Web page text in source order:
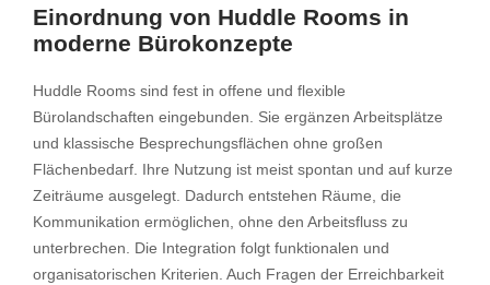
Einordnung von Huddle Rooms in
moderne Bürokonzepte
Huddle Rooms sind fest in offene und flexible
Bürolandschaften eingebunden. Sie ergänzen Arbeitsplätze
und klassische Besprechungsflächen ohne großen
Flächenbedarf. Ihre Nutzung ist meist spontan und auf kurze
Zeiträume ausgelegt. Dadurch entstehen Räume, die
Kommunikation ermöglichen, ohne den Arbeitsfluss zu
unterbrechen. Die Integration folgt funktionalen und
organisatorischen Kriterien. Auch Fragen der Erreichbarkeit